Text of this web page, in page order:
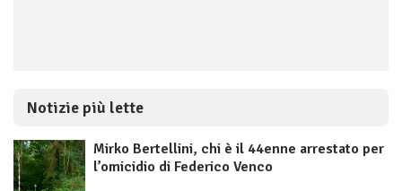
Notizie più lette
Mirko Bertellini, chi è il 44enne arrestato per
l’omicidio di Federico Venco